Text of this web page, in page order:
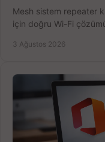
Mesh sistem repeater
için doğru Wi-Fi
3 Ağustos 2026